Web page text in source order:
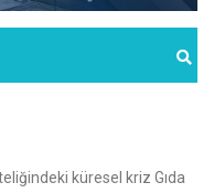
küresel kriz Gıda